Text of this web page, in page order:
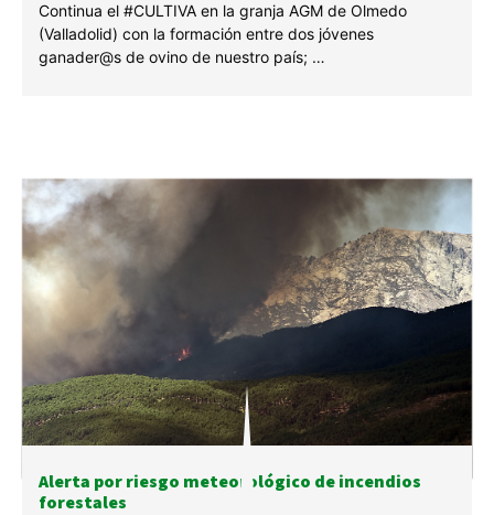
Continua el #CULTIVA en la granja AGM de Olmedo
(Valladolid) con la formación entre dos jóvenes
ganader@s de ovino de nuestro país; …
Alerta por riesgo meteorológico de incendios
forestales